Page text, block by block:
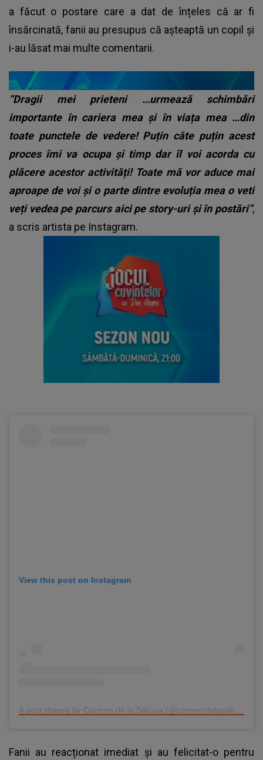
a făcut o postare care a dat de înțeles că ar fi
însărcinată, fanii au presupus că așteaptă un copil și
i-au lăsat mai multe comentarii.
”Dragii mei prieteni …urmează schimbări
importante în cariera mea și în viața mea …din
toate punctele de vedere! Puțin câte puțin acest
proces îmi va ocupa și timp dar îl voi acorda cu
plăcere acestor activități! Toate mă vor aduce mai
aproape de voi și o parte dintre evoluția mea o veti
veți vedea pe parcurs aici pe story-uri și în postări”,
a scris artista pe Instagram.
View this post on Instagram
Fanii au reacționat imediat și au felicitat-o pentru